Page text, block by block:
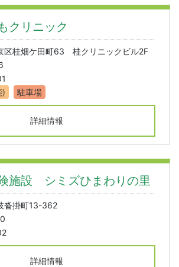
クリニック
区桂畑ケ田町63 桂クリニックビル2F
)
駐車場
詳細情報
施設 シミズひまわりの里
沓掛町13-362
詳細情報